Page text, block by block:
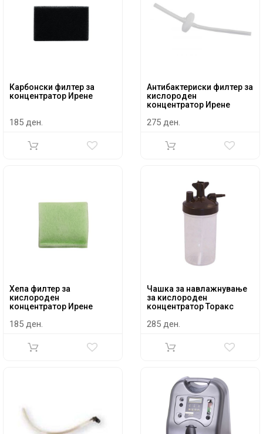
Карбонски филтер за
концентратор Ирене
185 ден.
Антибактериски филтер за
кислороден
концентратор Ирене
275 ден.
Хепа филтер за
кислороден
концентратор Ирене
185 ден.
Чашка за навлажнување
за кислороден
концентратор Торакс
285 ден.